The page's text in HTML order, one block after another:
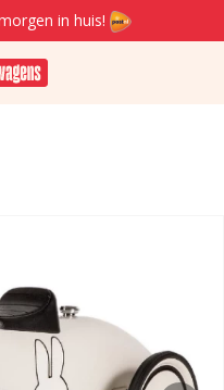
in huis!